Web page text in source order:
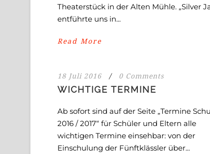
Theaterstück in der Alten Mühle. „Silver
entführte uns in...
Read More
18 Juli 2016 / 0 Comments
WICHTIGE TERMINE
Ab sofort sind auf der Seite „Termine
2016 / 2017“ für Schüler und Eltern alle
wichtigen Termine einsehbar: von der
Einschulung der Fünftklässler über...